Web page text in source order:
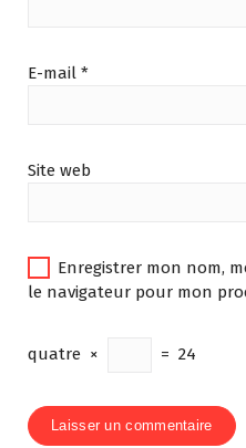
E-mail *
Site web
Enregistrer mon nom,
le navigateur pour mon
quatre × = 24